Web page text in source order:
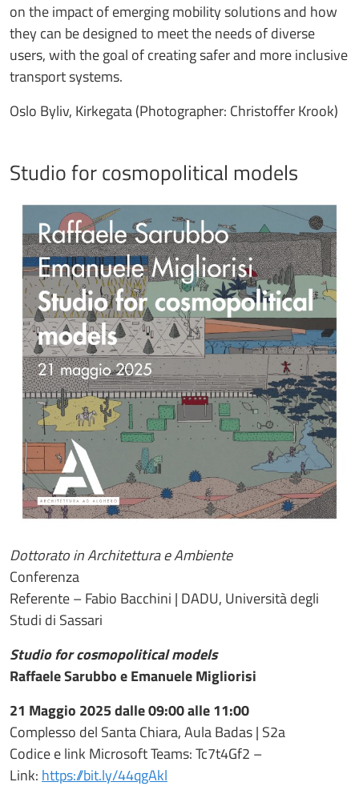
on the impact of emerging mobility solutions and how
they can be designed to meet the needs of diverse
users, with the goal of creating safer and more inclusive
transport systems.
Oslo Byliv, Kirkegata (Photographer: Christoffer Krook)
Studio for cosmopolitical models
Dottorato in Architettura e Ambiente
Conferenza
Referente – Fabio Bacchini | DADU, Università degli
Studi di Sassari
Studio for cosmopolitical models
Raffaele Sarubbo e Emanuele Migliorisi
21 Maggio 2025 dalle 09:00 alle 11:00
Complesso del Santa Chiara, Aula Badas | S2a
Codice e link Microsoft Teams: Tc7t4Gf2 –
Link: https://bit.ly/44qgAkl